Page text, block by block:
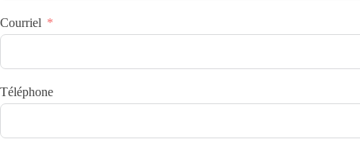
Courriel
Téléphone